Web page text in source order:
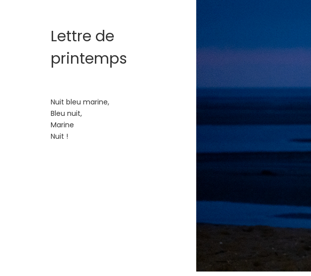
Lettre de
printemps
Nuit bleu marine,
Bleu nuit,
Marine
Nuit !